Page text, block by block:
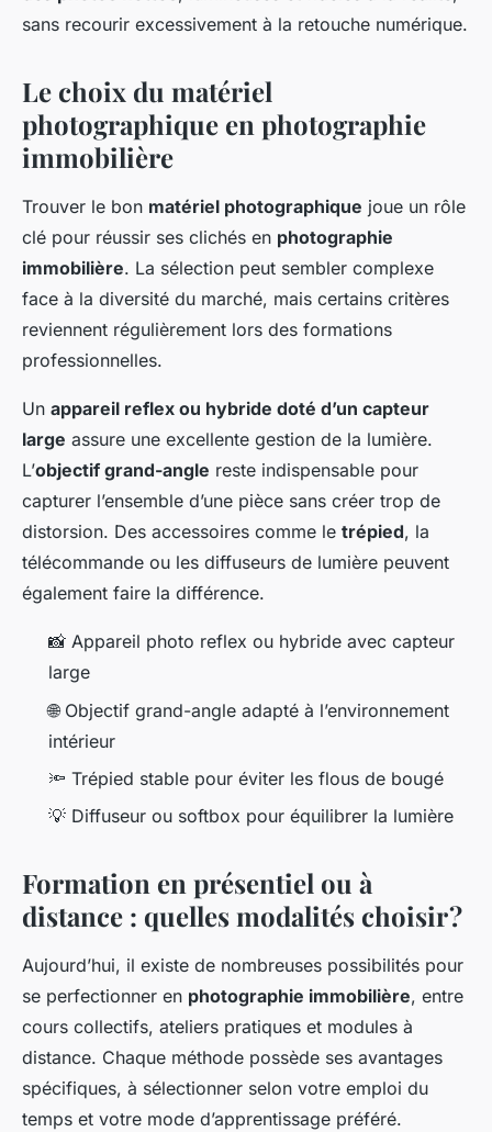
sans recourir excessivement à la retouche numérique.
Le choix du matériel
photographique en photographie
immobilière
Trouver le bon matériel photographique joue un rôle
clé pour réussir ses clichés en photographie
immobilière. La sélection peut sembler complexe
face à la diversité du marché, mais certains critères
reviennent régulièrement lors des formations
professionnelles.
Un appareil reflex ou hybride doté d’un capteur
large assure une excellente gestion de la lumière.
L’objectif grand-angle reste indispensable pour
capturer l’ensemble d’une pièce sans créer trop de
distorsion. Des accessoires comme le trépied, la
télécommande ou les diffuseurs de lumière peuvent
également faire la différence.
📸 Appareil photo reflex ou hybride avec capteur
large
🌐 Objectif grand-angle adapté à l’environnement
intérieur
🔦 Trépied stable pour éviter les flous de bougé
💡 Diffuseur ou softbox pour équilibrer la lumière
Formation en présentiel ou à
distance : quelles modalités choisir ?
Aujourd’hui, il existe de nombreuses possibilités pour
se perfectionner en photographie immobilière, entre
cours collectifs, ateliers pratiques et modules à
distance. Chaque méthode possède ses avantages
spécifiques, à sélectionner selon votre emploi du
temps et votre mode d’apprentissage préféré.